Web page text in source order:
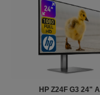
HP Z24F G3 24" A